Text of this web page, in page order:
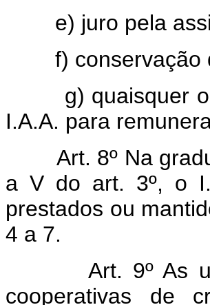
e) juro pela
f) conservação
g) quaisquer
I.A.A. para
Art. 8º Na
a V do art. 3º, o
prestados ou
4 a 7.
Art. 9º As
cooperativas de